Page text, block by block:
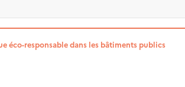
éco-responsable dans les bâtiments publics